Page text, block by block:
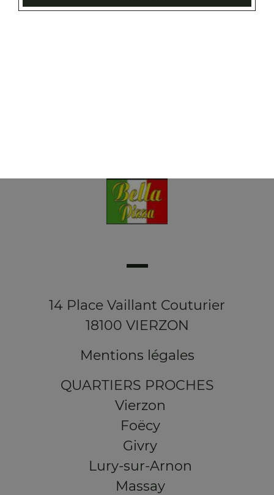
14 Place Vaillant Couturier
18100 VIERZON
Mentions légales
QUARTIERS PROCHES
Vierzon
Foëcy
Givry
Lury-sur-Arnon
Massay